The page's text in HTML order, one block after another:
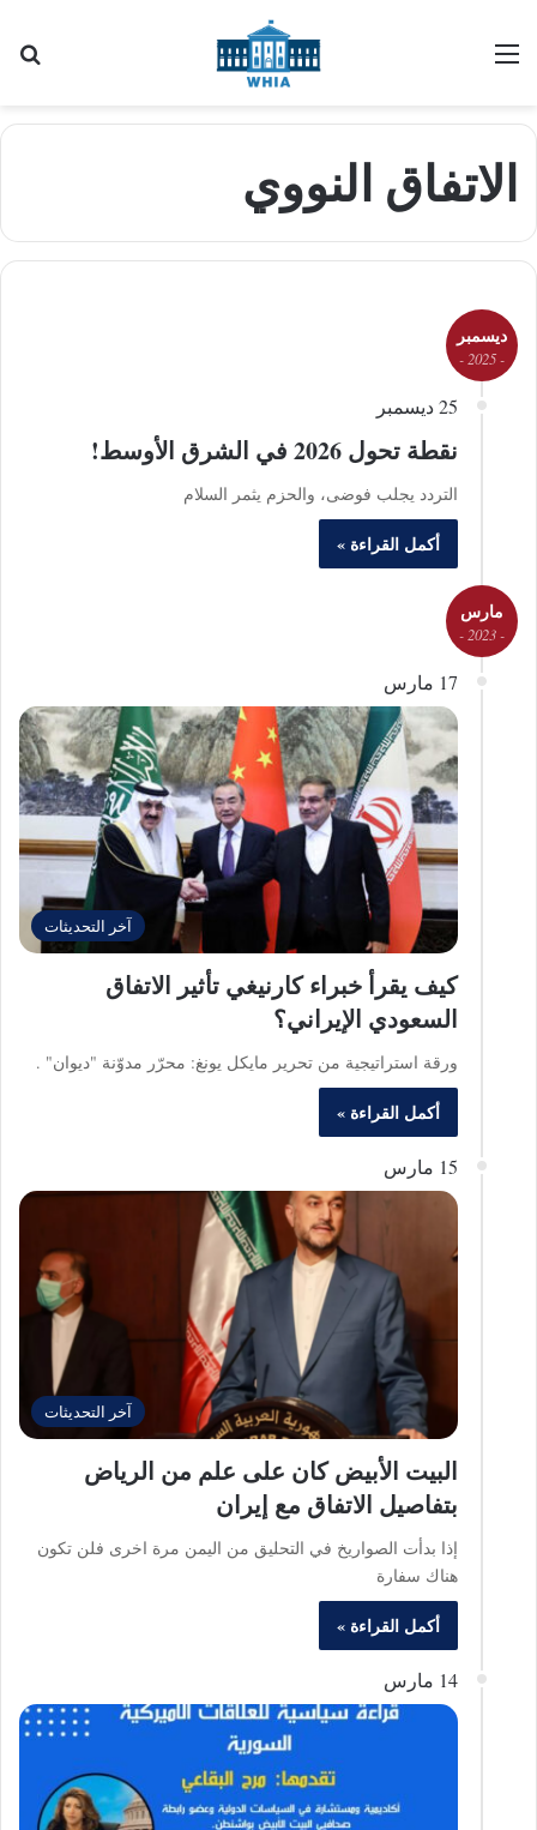
القائمة
الاتفاق النووي
ديسمبر
- 2025 -
25 ديسمبر
نقطة تحول 2026 في الشرق الأوسط!
التردد يجلب فوضى، والحزم يثمر السلام
أكمل القراءة »
مارس
- 2023 -
17 مارس
آخر التحديثات
كيف يقرأ خبراء كارنيغي تأثير الاتفاق
السعودي الإيراني؟
ورقة استراتيجية من تحرير مايكل يونغ: محرّر مدوّنة "ديوان" .
أكمل القراءة »
15 مارس
آخر التحديثات
البيت الأبيض كان على علم من الرياض
بتفاصيل الاتفاق مع إيران
إذا بدأت الصواريخ في التحليق من اليمن مرة اخرى فلن تكون
هناك سفارة
أكمل القراءة »
14 مارس